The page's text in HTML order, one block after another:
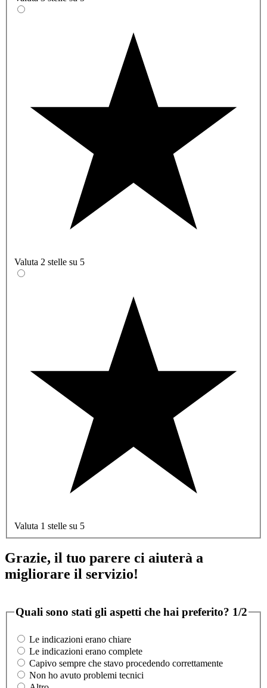
Valuta 2 stelle su 5
Valuta 1 stelle su 5
Grazie, il tuo parere ci aiuterà a
migliorare il servizio!
Quali sono stati gli aspetti che hai preferito? 1/2
Le indicazioni erano chiare
Le indicazioni erano complete
Capivo sempre che stavo procedendo correttamente
Non ho avuto problemi tecnici